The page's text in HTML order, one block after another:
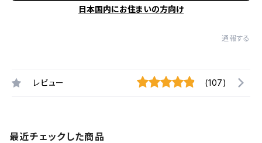
日本国内にお住まいの方向け
通報する
レビュー (107)
最近チェックした商品